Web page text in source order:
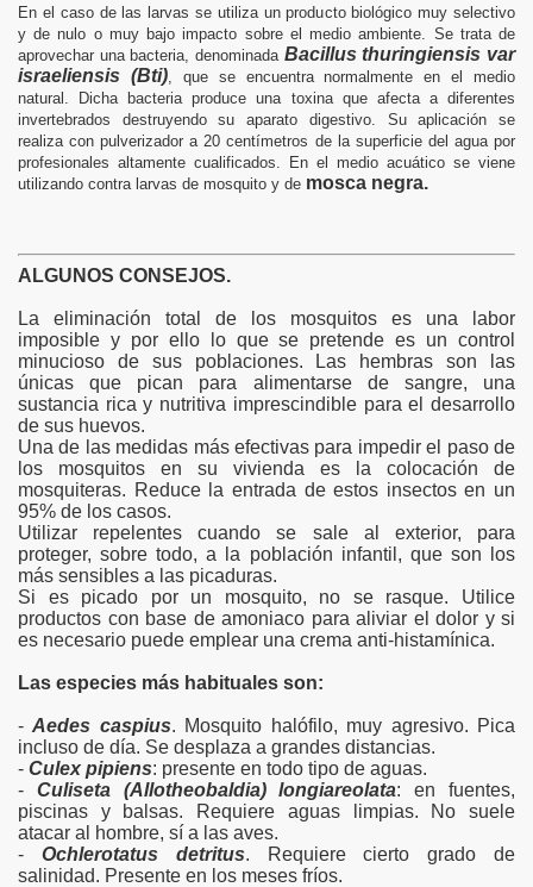
En el caso de las larvas se utiliza un producto biológico muy selectivo
y de nulo o muy bajo impacto sobre el medio ambiente. Se trata de
aprovechar una bacteria, denominada Bacillus thuringiensis var
israeliensis (Bti), que se encuentra normalmente en el medio
natural. Dicha bacteria produce una toxina que afecta a diferentes
invertebrados destruyendo su aparato digestivo. Su aplicación se
realiza con pulverizador a 20 centímetros de la superficie del agua por
profesionales altamente cualificados. En el medio acuático se viene
utilizando contra larvas de mosquito y de mosca negra.
ALGUNOS CONSEJOS.
La eliminación total de los mosquitos es una labor
imposible y por ello lo que se pretende es un control
minucioso de sus poblaciones. Las hembras son las
únicas que pican para alimentarse de sangre, una
sustancia rica y nutritiva imprescindible para el desarrollo
de sus huevos.
Una de las medidas más efectivas para impedir el paso de
los mosquitos en su vivienda es la colocación de
mosquiteras. Reduce la entrada de estos insectos en un
95% de los casos.
Utilizar repelentes cuando se sale al exterior, para
proteger, sobre todo, a la población infantil, que son los
más sensibles a las picaduras.
Si es picado por un mosquito, no se rasque. Utilice
productos con base de amoniaco para aliviar el dolor y si
es necesario puede emplear una crema anti-histamínica.
Las especies más habituales son:
-Aedes caspius. Mosquito halófilo, muy agresivo. Pica
incluso de día. Se desplaza a grandes distancias.
- Culex pipiens: presente en todo tipo de aguas.
- Culiseta (Allotheobaldia) longiareolata: en fuentes,
piscinas y balsas. Requiere aguas limpias. No suele
atacar al hombre, sí a las aves.
- Ochlerotatus detritus. Requiere cierto grado de
salinidad. Presente en los meses fríos.